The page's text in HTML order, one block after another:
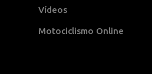
Vídeos
Motociclismo Online